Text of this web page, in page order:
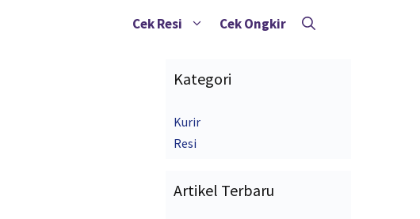
Cek Resi Cek Ongkir
Kategori
Kurir
Resi
Artikel Terbaru